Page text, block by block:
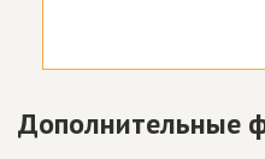
Дополнительные